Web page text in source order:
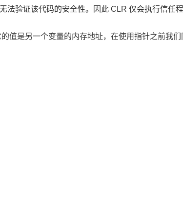
法验证该代码的安全性。因此 CLR 仅会执行信任
值是另一个变量的内存地址，在使用指针之前我